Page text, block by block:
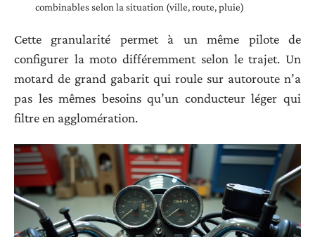
combinables selon la situation (ville, route, pluie)
Cette granularité permet à un même pilote de
configurer la moto différemment selon le trajet. Un
motard de grand gabarit qui roule sur autoroute n’a
pas les mêmes besoins qu’un conducteur léger qui
filtre en agglomération.